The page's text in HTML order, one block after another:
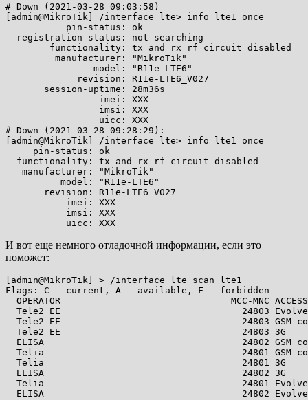
# Down (2021-03-28 09:03:58)
[admin@MikroTik] /interface lte> info lte1 once
           pin-status: ok
  registration-status: not searching
        functionality: tx and rx rf circuit disabled
         manufacturer: "MikroTik"
                model: "R11e-LTE6"
             revision: R11e-LTE6_V027
       session-uptime: 28m36s
                 imei: XXX
                 imsi: XXX
                 uicc: XXX
# Down (2021-03-28 09:28:29):
[admin@MikroTik] /interface lte> info lte1 once
     pin-status: ok
  functionality: tx and rx rf circuit disabled
   manufacturer: "MikroTik"
          model: "R11e-LTE6"
       revision: R11e-LTE6_V027
           imei: XXX
           imsi: XXX
И вот еще немного отладочной информации, если это
поможет:
[admin@MikroTik] > /interface lte scan lte1
Flags: C - current, A - available, F - forbidden
OPERATOR                               MCC-MNC
Tele2 EE                                 24803
Tele2 EE                                 24803 GSM
  Tele2 EE                                 24803 3G
ELISA                                    24802 GSM
Telia                                    24801 GSM
  Telia                                    24801 3G
  ELISA                                    24802 3G
Telia                                    24801
ELISA                                    24802